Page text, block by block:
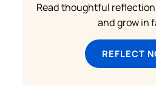
Read thoughtful
and grow in
REFLECT